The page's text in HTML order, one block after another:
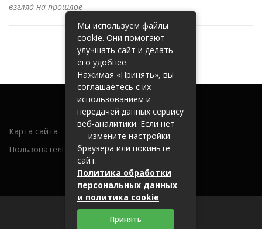
взгляд на прошлое
Карта сайта
Пользовательское соглашение
2026 (c) metallobaza31.ru
Мы используем файлы
cookie. Они помогают
улучшать сайт и делать
его удобнее.
Нажимая «Принять», вы
соглашаетесь с их
использованием и
передачей данных сервису
веб-аналитики. Если нет
— измените настройки
браузера или покиньте
сайт.
Политика обработки
персональных данных
и политика cookie
Принять